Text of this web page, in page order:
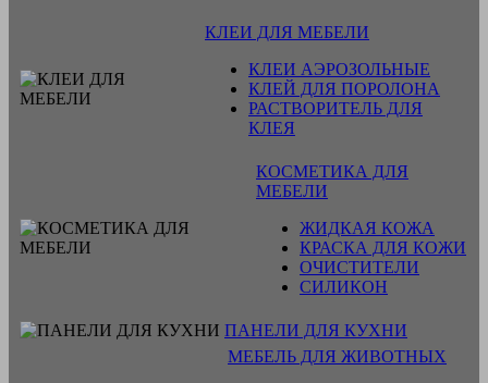
КЛЕИ ДЛЯ МЕБЕЛИ
КЛЕИ АЭРОЗОЛЬНЫЕ
КЛЕЙ ДЛЯ ПОРОЛОНА
РАСТВОРИТЕЛЬ ДЛЯ
КЛЕЯ
КОСМЕТИКА ДЛЯ
МЕБЕЛИ
ЖИДКАЯ КОЖА
КРАСКА ДЛЯ КОЖИ
ОЧИСТИТЕЛИ
СИЛИКОН
ПАНЕЛИ ДЛЯ КУХНИ
МЕБЕЛЬ ДЛЯ ЖИВОТНЫХ